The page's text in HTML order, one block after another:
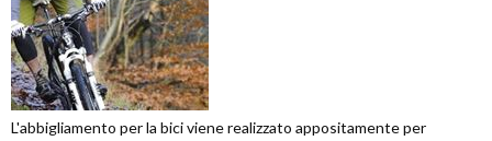
L'abbigliamento per la bici viene realizzato appositamente per